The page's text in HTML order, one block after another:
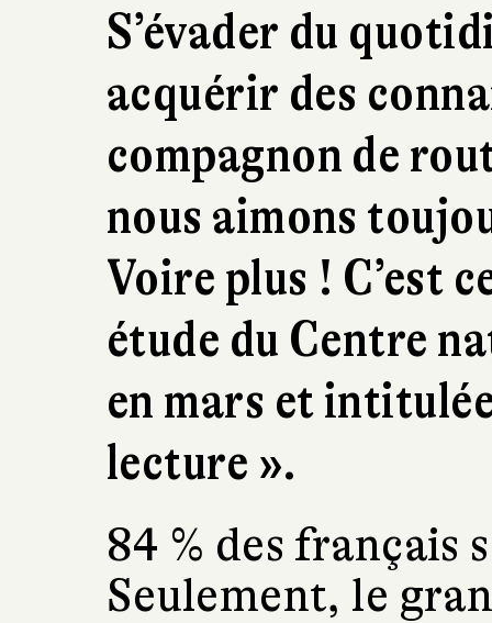
S’évader du
acquérir des
compagnon de
nous aimons
Voire plus ! C’est
étude du Centre
en mars et
lecture ».
84 % des français
Seulement, le